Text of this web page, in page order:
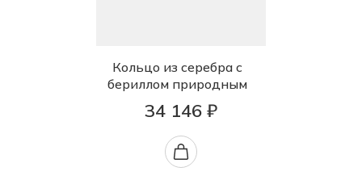
Кольцо из серебра с
бериллом природным
34 146 ₽